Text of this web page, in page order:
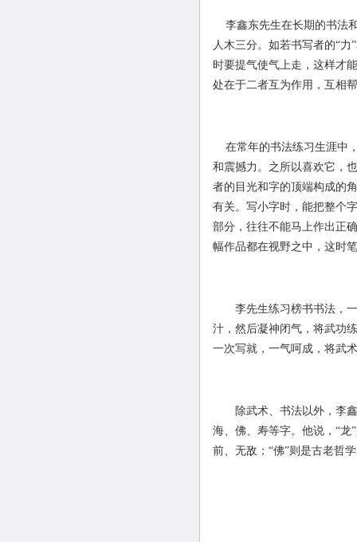
李鑫东先生在长期的书法
人木三分。如若书写者的“
时要提气使气上走，这样才
处在于二者互为作用，互相
在常年的书法练习生涯中
和震撼力。之所以喜欢它，
者的目光和字的顶端构成的
有关。写小字时，能把整个
部分，往往不能马上作出正
幅作品都在视野之中，这时
李先生练习榜书书法，一
汁，然后凝神闭气，将武功
一次写就，一气呵成，将武
除武术、书法以外，李鑫
海、佛、寿等字。他说，“龙
前、无敌；“佛”则是古老哲